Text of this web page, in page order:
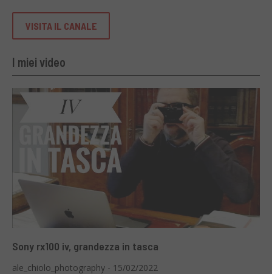
VISITA IL CANALE
I miei video
Sony rx100 iv, grandezza in tasca
ale_chiolo_photography - 15/02/2022